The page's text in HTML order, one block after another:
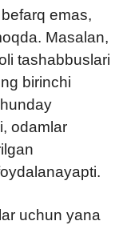
emas,
Masalan,
tashabbuslari
birinchi
odamlar
uchun yana